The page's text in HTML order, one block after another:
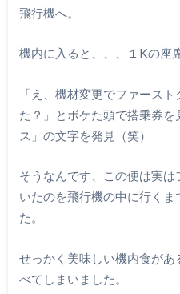
飛行機へ。
機内に入ると、、、１Kの座
「え、機材変更でファース
た？」とボケた頭で搭乗券
ス」の文字を発見（笑）
そうなんです、この便は実
いたのを飛行機の中に行く
た。
せっかく美味しい機内食が
べてしまいました。